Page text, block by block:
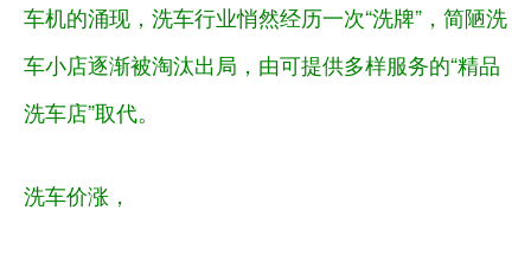
车机的涌现，洗车行业悄然经历一次“洗牌”，简陋洗
车小店逐渐被淘汰出局，由可提供多样服务的“精品
洗车店”取代。
洗车价涨，